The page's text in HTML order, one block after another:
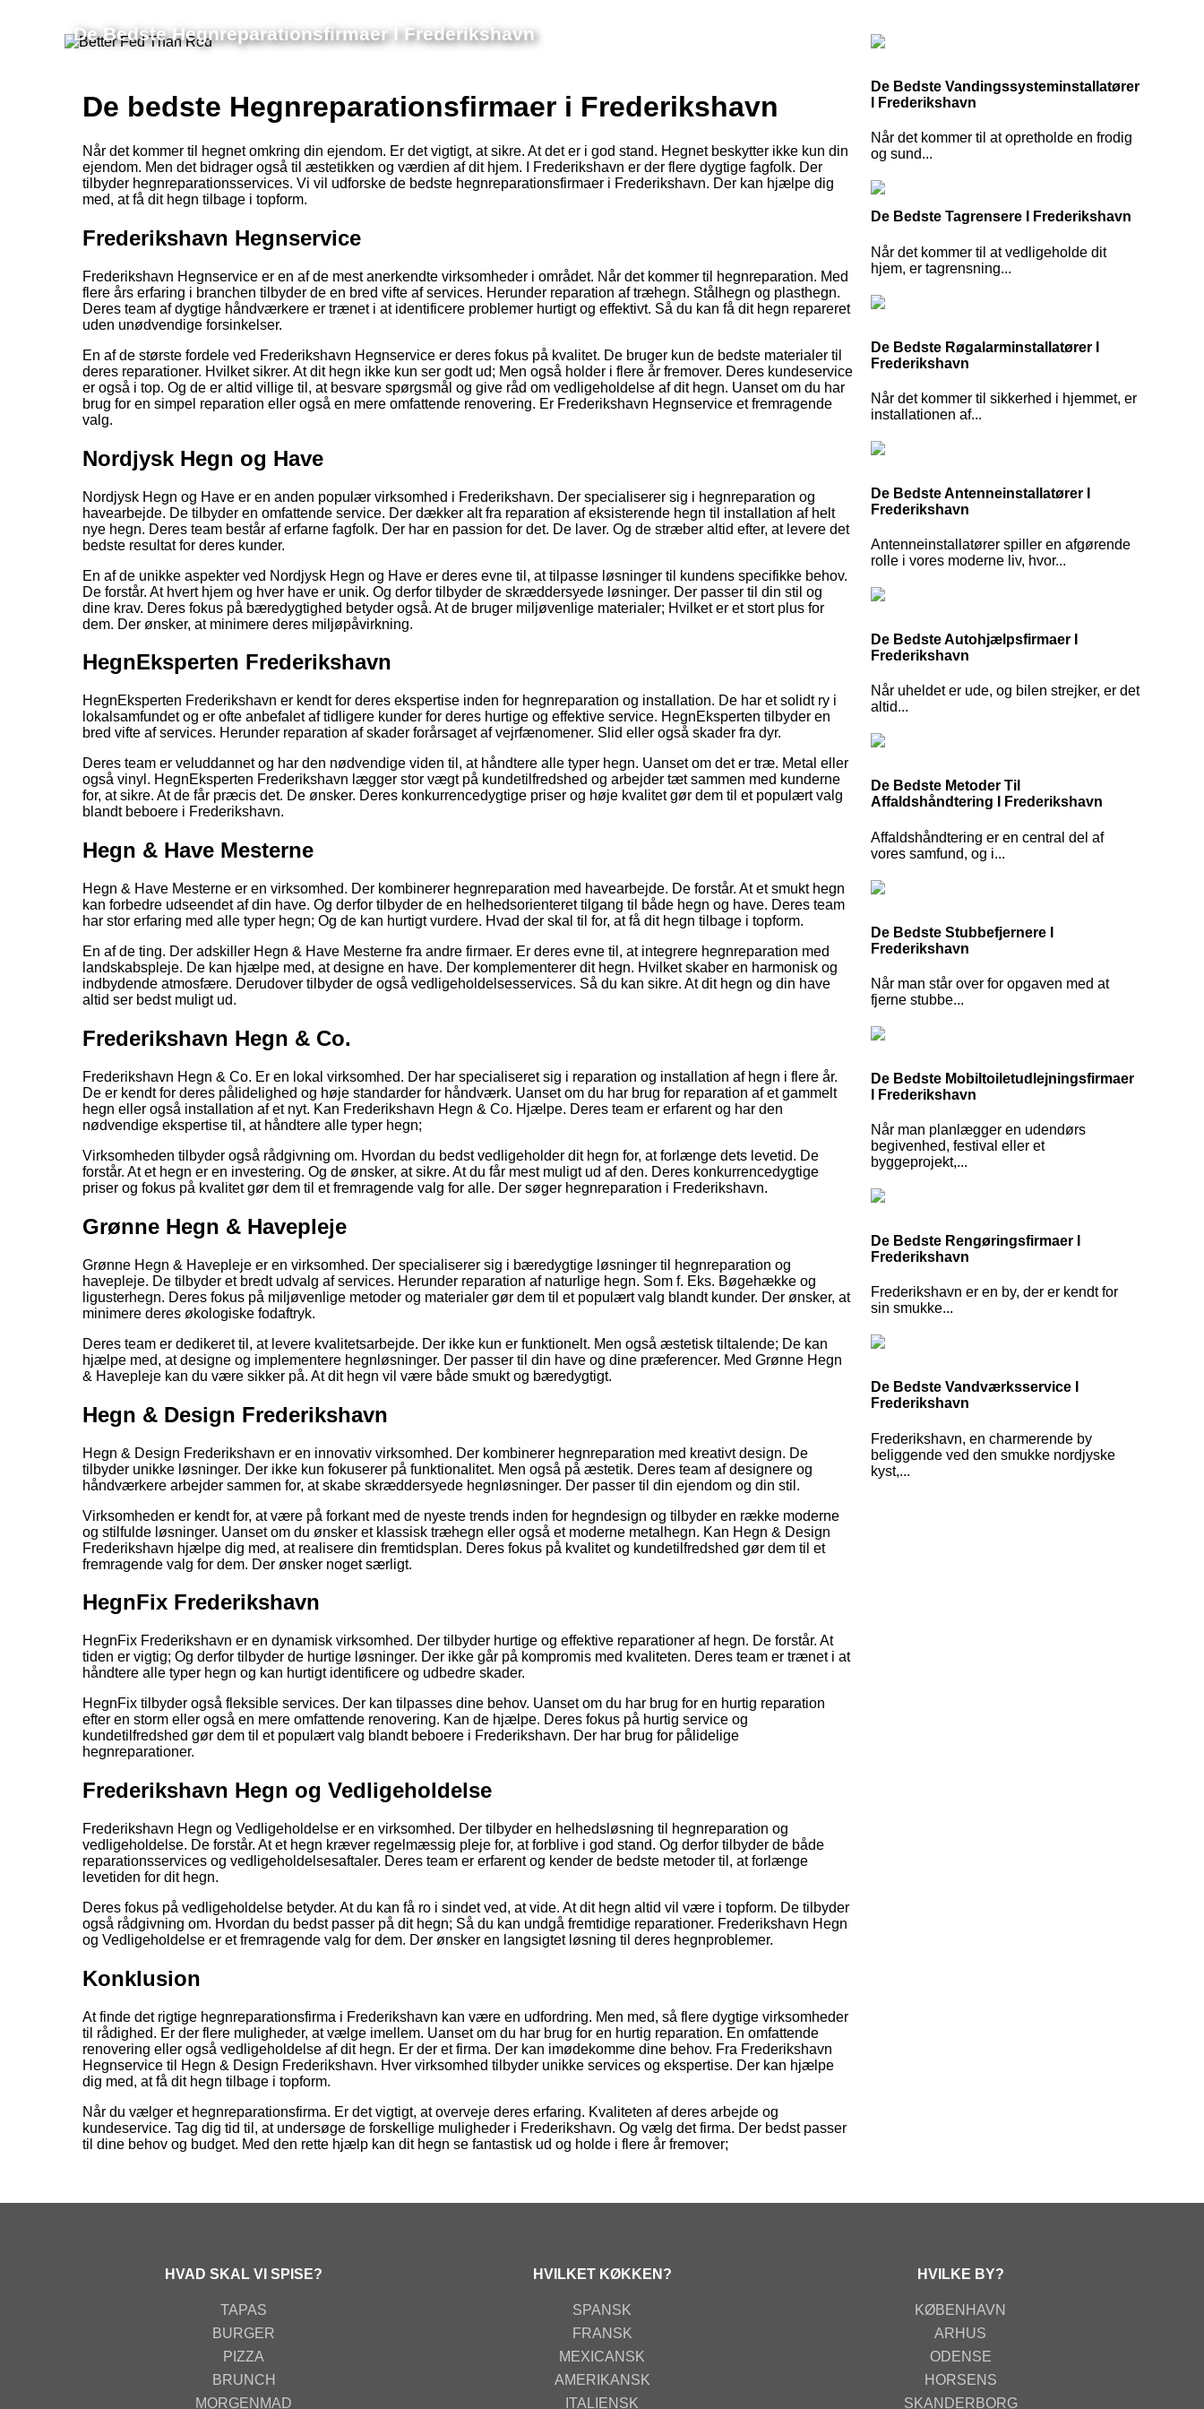
De Bedste Hegnreparationsfirmaer I Frederikshavn
De bedste Hegnreparationsfirmaer i Frederikshavn
Når det kommer til hegnet omkring din ejendom. Er det vigtigt, at sikre. At det er i god stand. Hegnet beskytter ikke kun din
ejendom. Men det bidrager også til æstetikken og værdien af dit hjem. I Frederikshavn er der flere dygtige fagfolk. Der
tilbyder hegnreparationsservices. Vi vil udforske de bedste hegnreparationsfirmaer i Frederikshavn. Der kan hjælpe dig
med, at få dit hegn tilbage i topform.
Frederikshavn Hegnservice
Frederikshavn Hegnservice er en af de mest anerkendte virksomheder i området. Når det kommer til hegnreparation. Med
flere års erfaring i branchen tilbyder de en bred vifte af services. Herunder reparation af træhegn. Stålhegn og plasthegn.
Deres team af dygtige håndværkere er trænet i at identificere problemer hurtigt og effektivt. Så du kan få dit hegn repareret
uden unødvendige forsinkelser.
En af de største fordele ved Frederikshavn Hegnservice er deres fokus på kvalitet. De bruger kun de bedste materialer til
deres reparationer. Hvilket sikrer. At dit hegn ikke kun ser godt ud; Men også holder i flere år fremover. Deres kundeservice
er også i top. Og de er altid villige til, at besvare spørgsmål og give råd om vedligeholdelse af dit hegn. Uanset om du har
brug for en simpel reparation eller også en mere omfattende renovering. Er Frederikshavn Hegnservice et fremragende
valg.
Nordjysk Hegn og Have
Nordjysk Hegn og Have er en anden populær virksomhed i Frederikshavn. Der specialiserer sig i hegnreparation og
havearbejde. De tilbyder en omfattende service. Der dækker alt fra reparation af eksisterende hegn til installation af helt
nye hegn. Deres team består af erfarne fagfolk. Der har en passion for det. De laver. Og de stræber altid efter, at levere det
bedste resultat for deres kunder.
En af de unikke aspekter ved Nordjysk Hegn og Have er deres evne til, at tilpasse løsninger til kundens specifikke behov.
De forstår. At hvert hjem og hver have er unik. Og derfor tilbyder de skræddersyede løsninger. Der passer til din stil og
dine krav. Deres fokus på bæredygtighed betyder også. At de bruger miljøvenlige materialer; Hvilket er et stort plus for
dem. Der ønsker, at minimere deres miljøpåvirkning.
HegnEksperten Frederikshavn
HegnEksperten Frederikshavn er kendt for deres ekspertise inden for hegnreparation og installation. De har et solidt ry i
lokalsamfundet og er ofte anbefalet af tidligere kunder for deres hurtige og effektive service. HegnEksperten tilbyder en
bred vifte af services. Herunder reparation af skader forårsaget af vejrfænomener. Slid eller også skader fra dyr.
Deres team er veluddannet og har den nødvendige viden til, at håndtere alle typer hegn. Uanset om det er træ. Metal eller
også vinyl. HegnEksperten Frederikshavn lægger stor vægt på kundetilfredshed og arbejder tæt sammen med kunderne
for, at sikre. At de får præcis det. De ønsker. Deres konkurrencedygtige priser og høje kvalitet gør dem til et populært valg
blandt beboere i Frederikshavn.
Hegn & Have Mesterne
Hegn & Have Mesterne er en virksomhed. Der kombinerer hegnreparation med havearbejde. De forstår. At et smukt hegn
kan forbedre udseendet af din have. Og derfor tilbyder de en helhedsorienteret tilgang til både hegn og have. Deres team
har stor erfaring med alle typer hegn; Og de kan hurtigt vurdere. Hvad der skal til for, at få dit hegn tilbage i topform.
En af de ting. Der adskiller Hegn & Have Mesterne fra andre firmaer. Er deres evne til, at integrere hegnreparation med
landskabspleje. De kan hjælpe med, at designe en have. Der komplementerer dit hegn. Hvilket skaber en harmonisk og
indbydende atmosfære. Derudover tilbyder de også vedligeholdelsesservices. Så du kan sikre. At dit hegn og din have
altid ser bedst muligt ud.
Frederikshavn Hegn & Co.
Frederikshavn Hegn & Co. Er en lokal virksomhed. Der har specialiseret sig i reparation og installation af hegn i flere år.
De er kendt for deres pålidelighed og høje standarder for håndværk. Uanset om du har brug for reparation af et gammelt
hegn eller også installation af et nyt. Kan Frederikshavn Hegn & Co. Hjælpe. Deres team er erfarent og har den
nødvendige ekspertise til, at håndtere alle typer hegn;
Virksomheden tilbyder også rådgivning om. Hvordan du bedst vedligeholder dit hegn for, at forlænge dets levetid. De
forstår. At et hegn er en investering. Og de ønsker, at sikre. At du får mest muligt ud af den. Deres konkurrencedygtige
priser og fokus på kvalitet gør dem til et fremragende valg for alle. Der søger hegnreparation i Frederikshavn.
Grønne Hegn & Havepleje
Grønne Hegn & Havepleje er en virksomhed. Der specialiserer sig i bæredygtige løsninger til hegnreparation og
havepleje. De tilbyder et bredt udvalg af services. Herunder reparation af naturlige hegn. Som f. Eks. Bøgehække og
ligusterhegn. Deres fokus på miljøvenlige metoder og materialer gør dem til et populært valg blandt kunder. Der ønsker, at
minimere deres økologiske fodaftryk.
Deres team er dedikeret til, at levere kvalitetsarbejde. Der ikke kun er funktionelt. Men også æstetisk tiltalende; De kan
hjælpe med, at designe og implementere hegnløsninger. Der passer til din have og dine præferencer. Med Grønne Hegn
& Havepleje kan du være sikker på. At dit hegn vil være både smukt og bæredygtigt.
Hegn & Design Frederikshavn
Hegn & Design Frederikshavn er en innovativ virksomhed. Der kombinerer hegnreparation med kreativt design. De
tilbyder unikke løsninger. Der ikke kun fokuserer på funktionalitet. Men også på æstetik. Deres team af designere og
håndværkere arbejder sammen for, at skabe skræddersyede hegnløsninger. Der passer til din ejendom og din stil.
Virksomheden er kendt for, at være på forkant med de nyeste trends inden for hegndesign og tilbyder en række moderne
og stilfulde løsninger. Uanset om du ønsker et klassisk træhegn eller også et moderne metalhegn. Kan Hegn & Design
Frederikshavn hjælpe dig med, at realisere din fremtidsplan. Deres fokus på kvalitet og kundetilfredshed gør dem til et
fremragende valg for dem. Der ønsker noget særligt.
HegnFix Frederikshavn
HegnFix Frederikshavn er en dynamisk virksomhed. Der tilbyder hurtige og effektive reparationer af hegn. De forstår. At
tiden er vigtig; Og derfor tilbyder de hurtige løsninger. Der ikke går på kompromis med kvaliteten. Deres team er trænet i at
håndtere alle typer hegn og kan hurtigt identificere og udbedre skader.
HegnFix tilbyder også fleksible services. Der kan tilpasses dine behov. Uanset om du har brug for en hurtig reparation
efter en storm eller også en mere omfattende renovering. Kan de hjælpe. Deres fokus på hurtig service og
kundetilfredshed gør dem til et populært valg blandt beboere i Frederikshavn. Der har brug for pålidelige
hegnreparationer.
Frederikshavn Hegn og Vedligeholdelse
Frederikshavn Hegn og Vedligeholdelse er en virksomhed. Der tilbyder en helhedsløsning til hegnreparation og
vedligeholdelse. De forstår. At et hegn kræver regelmæssig pleje for, at forblive i god stand. Og derfor tilbyder de både
reparationsservices og vedligeholdelsesaftaler. Deres team er erfarent og kender de bedste metoder til, at forlænge
levetiden for dit hegn.
Deres fokus på vedligeholdelse betyder. At du kan få ro i sindet ved, at vide. At dit hegn altid vil være i topform. De tilbyder
også rådgivning om. Hvordan du bedst passer på dit hegn; Så du kan undgå fremtidige reparationer. Frederikshavn Hegn
og Vedligeholdelse er et fremragende valg for dem. Der ønsker en langsigtet løsning til deres hegnproblemer.
Konklusion
At finde det rigtige hegnreparationsfirma i Frederikshavn kan være en udfordring. Men med, så flere dygtige virksomheder
til rådighed. Er der flere muligheder, at vælge imellem. Uanset om du har brug for en hurtig reparation. En omfattende
renovering eller også vedligeholdelse af dit hegn. Er der et firma. Der kan imødekomme dine behov. Fra Frederikshavn
Hegnservice til Hegn & Design Frederikshavn. Hver virksomhed tilbyder unikke services og ekspertise. Der kan hjælpe
dig med, at få dit hegn tilbage i topform.
Når du vælger et hegnreparationsfirma. Er det vigtigt, at overveje deres erfaring. Kvaliteten af deres arbejde og
kundeservice. Tag dig tid til, at undersøge de forskellige muligheder i Frederikshavn. Og vælg det firma. Der bedst passer
til dine behov og budget. Med den rette hjælp kan dit hegn se fantastisk ud og holde i flere år fremover;
De Bedste Vandingssysteminstallatører
I Frederikshavn
Når det kommer til at opretholde en frodig
og sund...
De Bedste Tagrensere I Frederikshavn
Når det kommer til at vedligeholde dit
hjem, er tagrensning...
De Bedste Røgalarminstallatører I
Frederikshavn
Når det kommer til sikkerhed i hjemmet, er
installationen af...
De Bedste Antenneinstallatører I
Frederikshavn
Antenneinstallatører spiller en afgørende
rolle i vores moderne liv, hvor...
De Bedste Autohjælpsfirmaer I
Frederikshavn
Når uheldet er ude, og bilen strejker, er det
altid...
De Bedste Metoder Til
Affaldshåndtering I Frederikshavn
Affaldshåndtering er en central del af
vores samfund, og i...
De Bedste Stubbefjernere I
Frederikshavn
Når man står over for opgaven med at
fjerne stubbe...
De Bedste Mobiltoiletudlejningsfirmaer
I Frederikshavn
Når man planlægger en udendørs
begivenhed, festival eller et
byggeprojekt,...
De Bedste Rengøringsfirmaer I
Frederikshavn
Frederikshavn er en by, der er kendt for
sin smukke...
De Bedste Vandværksservice I
Frederikshavn
Frederikshavn, en charmerende by
beliggende ved den smukke nordjyske
kyst,...
HVAD SKAL VI SPISE?
TAPAS
BURGER
PIZZA
BRUNCH
MORGENMAD
HVILKET KØKKEN?
SPANSK
FRANSK
MEXICANSK
AMERIKANSK
ITALIENSK
HVILKE BY?
KØBENHAVN
ARHUS
ODENSE
HORSENS
SKANDERBORG